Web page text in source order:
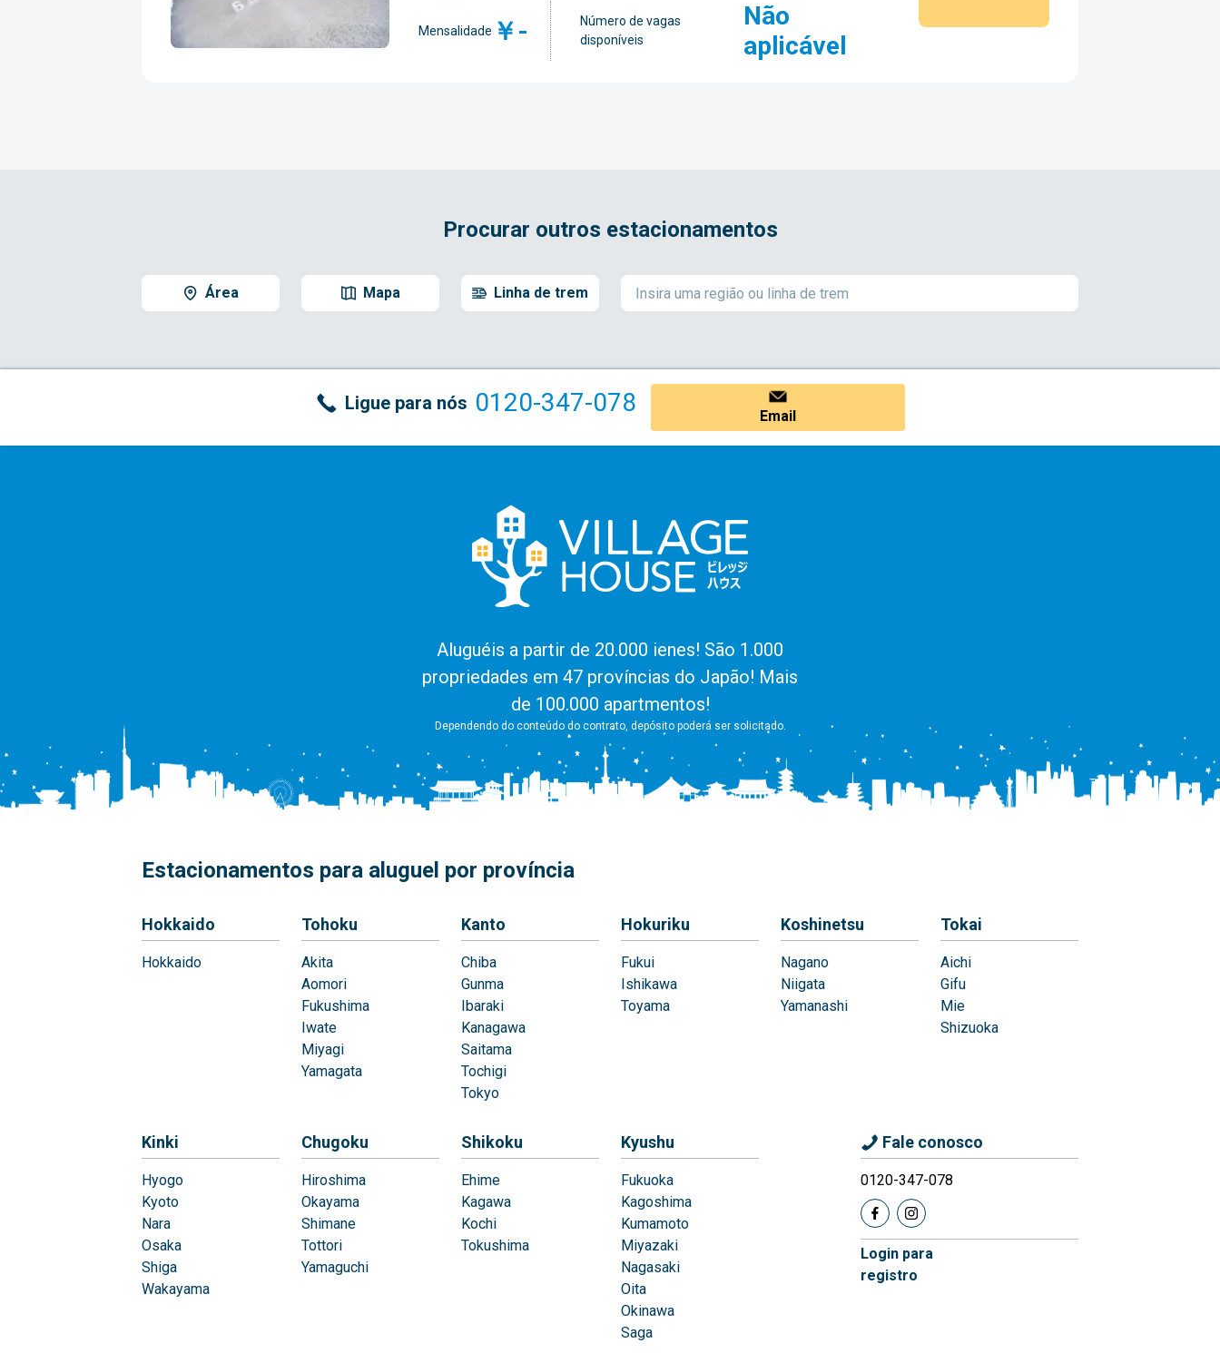
Mensalidade ￥-
Número de vagas
disponíveis
Não
aplicável
Procurar outros estacionamentos
Área Mapa Linha de trem
Ligue para nós 0120-347-078 Email
Aluguéis a partir de 20.000 ienes! São 1.000
propriedades em 47 províncias do Japão! Mais
de 100.000 apartmentos!
Dependendo do conteúdo do contrato, depósito poderá ser solicitado.
Estacionamentos para aluguel por província
Hokkaido
Hokkaido
Tohoku
Akita
Aomori
Fukushima
Iwate
Miyagi
Yamagata
Kanto
Chiba
Gunma
Ibaraki
Kanagawa
Saitama
Tochigi
Tokyo
Hokuriku
Fukui
Ishikawa
Toyama
Koshinetsu
Nagano
Niigata
Yamanashi
Tokai
Aichi
Gifu
Mie
Shizuoka
Kinki
Hyogo
Kyoto
Nara
Osaka
Shiga
Wakayama
Chugoku
Hiroshima
Okayama
Shimane
Tottori
Yamaguchi
Shikoku
Ehime
Kagawa
Kochi
Tokushima
Kyushu
Fukuoka
Kagoshima
Kumamoto
Miyazaki
Nagasaki
Oita
Okinawa
Saga
Fale conosco
0120-347-078
Login para
registro